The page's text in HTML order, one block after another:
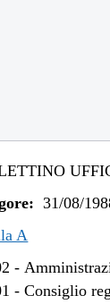
31/08/
A
-
-Consiglio